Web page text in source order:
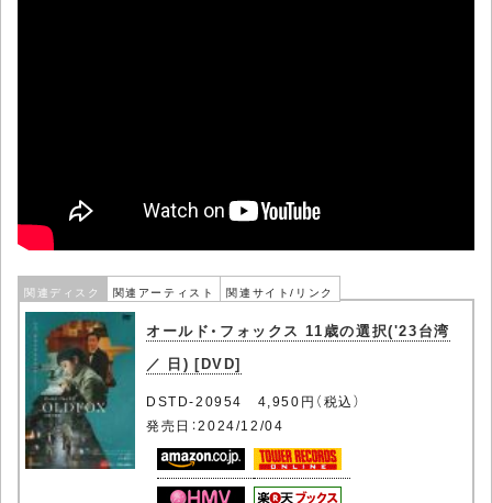
関連ディスク 関連アーティスト 関連サイト/リンク
オールド・フォックス 11歳の選択('23台湾
／ 日) [DVD]
DSTD-20954 4,950円（税込）
発売日：2024/12/04